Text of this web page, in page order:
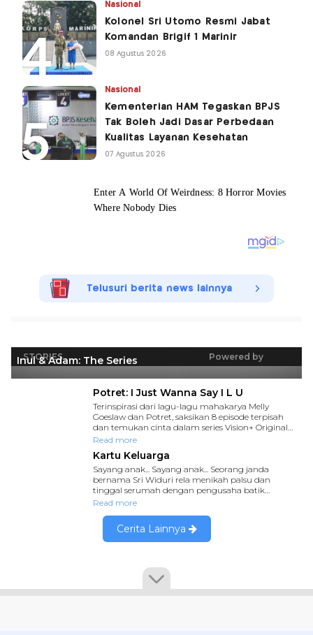
Nasional
Kolonel Sri Utomo Resmi Jabat
Komandan Brigif 1 Marinir
08 Agustus 2026
Nasional
Kementerian HAM Tegaskan BPJS
Tak Boleh Jadi Dasar Perbedaan
Kualitas Layanan Kesehatan
07 Agustus 2026
Telusuri berita news lainnya